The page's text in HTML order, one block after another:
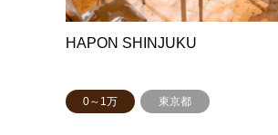
HAPON SHINJUKU
0～1万 東京都